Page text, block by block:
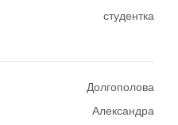
студентка
Долгополова
Александра